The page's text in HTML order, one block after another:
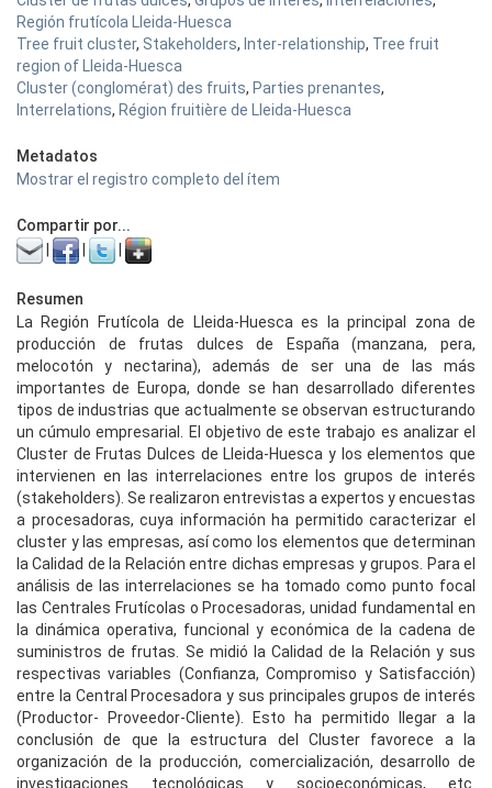
Región frutícola Lleida-Huesca
Tree fruit cluster, Stakeholders, Inter-relationship, Tree fruit
region of Lleida-Huesca
Cluster (conglomérat) des fruits, Parties prenantes,
Interrelations, Région fruitière de Lleida-Huesca
Metadatos
Mostrar el registro completo del ítem
Compartir por...
Resumen
La Región Frutícola de Lleida-Huesca es la principal zona de
producción de frutas dulces de España (manzana, pera,
melocotón y nectarina), además de ser una de las más
importantes de Europa, donde se han desarrollado diferentes
tipos de industrias que actualmente se observan estructurando
un cúmulo empresarial. El objetivo de este trabajo es analizar el
Cluster de Frutas Dulces de Lleida-Huesca y los elementos que
intervienen en las interrelaciones entre los grupos de interés
(stakeholders). Se realizaron entrevistas a expertos y encuestas
a procesadoras, cuya información ha permitido caracterizar el
cluster y las empresas, así como los elementos que determinan
la Calidad de la Relación entre dichas empresas y grupos. Para el
análisis de las interrelaciones se ha tomado como punto focal
las Centrales Frutícolas o Procesadoras, unidad fundamental en
la dinámica operativa, funcional y económica de la cadena de
suministros de frutas. Se midió la Calidad de la Relación y sus
respectivas variables (Confianza, Compromiso y Satisfacción)
entre la Central Procesadora y sus principales grupos de interés
(Productor- Proveedor-Cliente). Esto ha permitido llegar a la
conclusión de que la estructura del Cluster favorece a la
organización de la producción, comercialización, desarrollo de
investigaciones tecnológicas y socioeconómicas, etc.